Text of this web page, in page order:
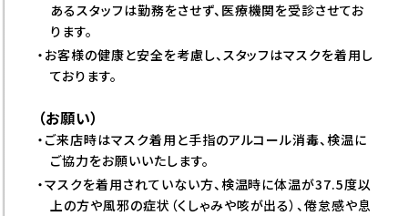
あるスタッフは勤務をさせず、医療機関を受診させてお
ります。
・お客様の健康と安全を考慮し、スタッフはマスクを着用し
ております。
（お願い）
・ご来店時はマスク着用と手指のアルコール消毒、検温に
ご協力をお願いいたします。
・マスクを着用されていない方、検温時に体温が37.5度以
上の方や風邪の症状（くしゃみや咳が出る）、倦怠感や息